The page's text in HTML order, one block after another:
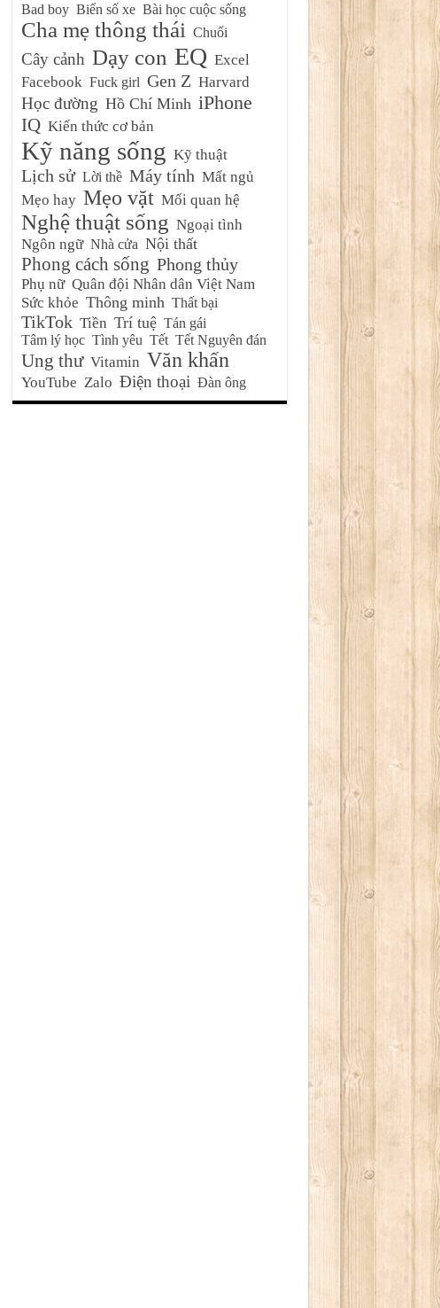
Bad boy Biển số xe Bài học cuộc sống
Cha mẹ thông thái Chuối
Cây cảnh Dạy con EQ Excel
Facebook Fuck girl Gen Z Harvard
Học đường Hồ Chí Minh iPhone
IQ Kiến thức cơ bản
Kỹ năng sống Kỹ thuật
Lịch sử Lời thề Máy tính Mất ngủ
Mẹo hay Mẹo vặt Mối quan hệ
Nghệ thuật sống Ngoại tình
Ngôn ngữ Nhà cửa Nội thất
Phong cách sống Phong thủy
Phụ nữ Quân đội Nhân dân Việt Nam
Sức khỏe Thông minh Thất bại
TikTok Tiền Trí tuệ Tán gái
Tâm lý học Tình yêu Tết Tết Nguyên đán
Ung thư Vitamin Văn khấn
YouTube Zalo Điện thoại Đàn ông